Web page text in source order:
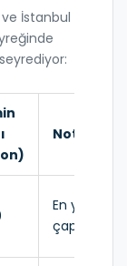
İstanbul
Not
En yaygın
çap